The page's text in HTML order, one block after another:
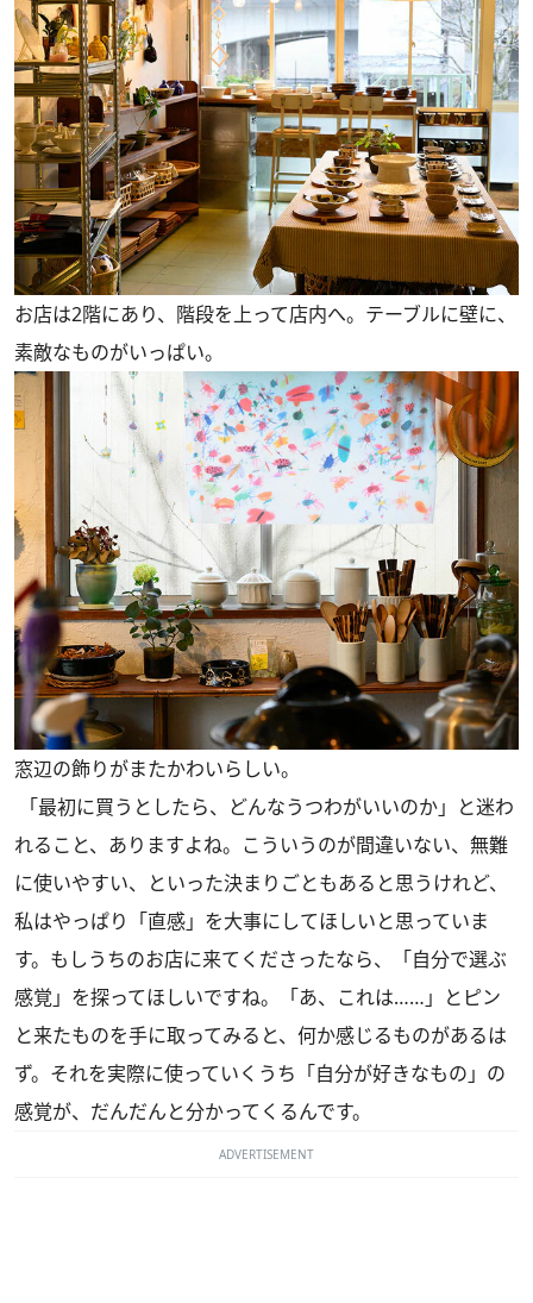
お店は2階にあり、階段を上って店内へ。テーブルに壁に、
素敵なものがいっぱい。
窓辺の飾りがまたかわいらしい。
「最初に買うとしたら、どんなうつわがいいのか」と迷わ
れること、ありますよね。こういうのが間違いない、無難
に使いやすい、といった決まりごともあると思うけれど、
私はやっぱり「直感」を大事にしてほしいと思っていま
す。もしうちのお店に来てくださったなら、「自分で選ぶ
感覚」を探ってほしいですね。「あ、これは……」とピン
と来たものを手に取ってみると、何か感じるものがあるは
ず。それを実際に使っていくうち「自分が好きなもの」の
感覚が、だんだんと分かってくるんです。
ADVERTISEMENT